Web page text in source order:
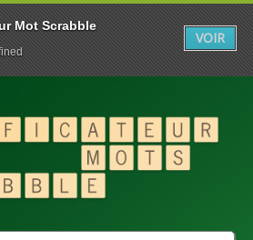
Mot Scrabble
VOIR